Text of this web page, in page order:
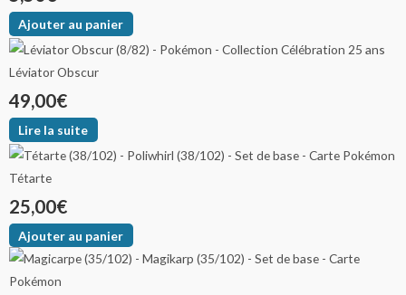
Ajouter au panier
Léviator Obscur
49,00€
Lire la suite
Tétarte
25,00€
Ajouter au panier